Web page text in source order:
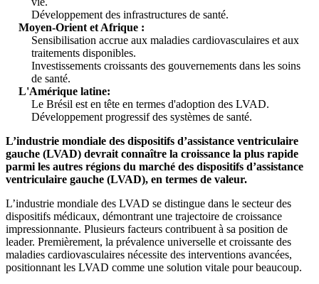
Développement des infrastructures de santé.
Moyen-Orient et Afrique :
Sensibilisation accrue aux maladies cardiovasculaires et aux
traitements disponibles.
Investissements croissants des gouvernements dans les soins
de santé.
L'Amérique latine:
Le Brésil est en tête en termes d'adoption des LVAD.
Développement progressif des systèmes de santé.
L’industrie mondiale des dispositifs d’assistance ventriculaire
gauche (LVAD) devrait connaître la croissance la plus rapide
parmi les autres régions du marché des dispositifs d’assistance
ventriculaire gauche (LVAD), en termes de valeur.
L’industrie mondiale des LVAD se distingue dans le secteur des
dispositifs médicaux, démontrant une trajectoire de croissance
impressionnante. Plusieurs facteurs contribuent à sa position de
leader. Premièrement, la prévalence universelle et croissante des
maladies cardiovasculaires nécessite des interventions avancées,
positionnant les LVAD comme une solution vitale pour beaucoup.